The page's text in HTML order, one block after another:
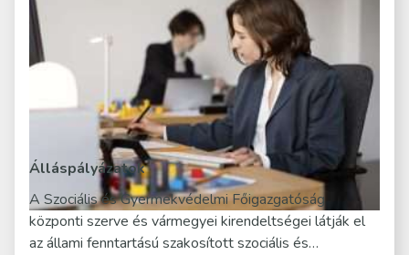
Álláspályázatok
A Szociális és Gyermekvédelmi Főigazgatóság
központi szerve és vármegyei kirendeltségei látják el
az állami fenntartású szakosított szociális és…